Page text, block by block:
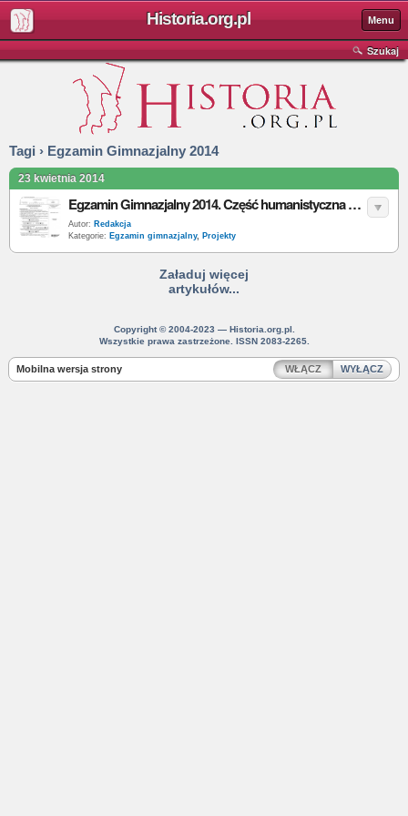
Historia.org.pl Menu
Szukaj
Tagi › Egzamin Gimnazjalny 2014
23 kwietnia 2014
Egzamin Gimnazjalny 2014. Część humanistyczna historia i WOS - klucz odpowiedzi
Autor: Redakcja
Kategorie: Egzamin gimnazjalny, Projekty
Załaduj więcej
artykułów...
Copyright © 2004-2023 — Historia.org.pl.
Wszystkie prawa zastrzeżone. ISSN 2083-2265.
Mobilna wersja strony WŁĄCZ WYŁĄCZ